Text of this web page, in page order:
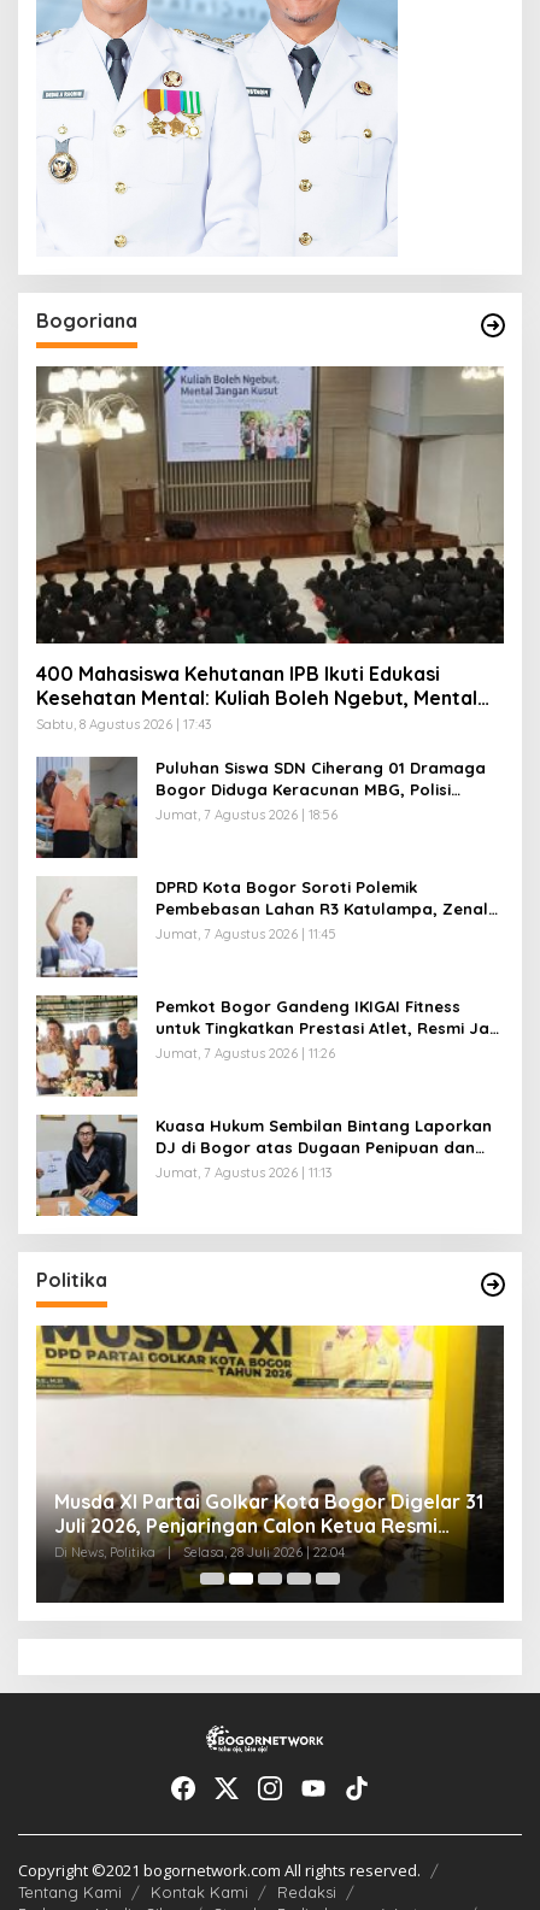
Bogoriana
400 Mahasiswa Kehutanan IPB Ikuti Edukasi
Kesehatan Mental: Kuliah Boleh Ngebut, Mental
Jangan Kusut
Sabtu, 8 Agustus 2026 | 17:43
Puluhan Siswa SDN Ciherang 01 Dramaga
Bogor Diduga Keracunan MBG, Polisi
Selidiki Dapur SPPG
Jumat, 7 Agustus 2026 | 18:56
DPRD Kota Bogor Soroti Polemik
Pembebasan Lahan R3 Katulampa, Zenal
Abidin Minta Verifikasi Kepemilikan Diusut
Jumat, 7 Agustus 2026 | 11:45
Pemkot Bogor Gandeng IKIGAI Fitness
untuk Tingkatkan Prestasi Atlet, Resmi Jadi
Official Gym Partner
Jumat, 7 Agustus 2026 | 11:26
Kuasa Hukum Sembilan Bintang Laporkan
DJ di Bogor atas Dugaan Penipuan dan
Penggelapan Kamera Sewaan, Korban
Jumat, 7 Agustus 2026 | 11:13
Politika
Musda XI Partai Golkar Kota Bogor Digelar 31
Juli 2026, Penjaringan Calon Ketua Resmi
Dibuka
Di News, Politika Selasa, 28 Juli 2026 | 22:04
Copyright ©2021 bogornetwork.com All rights reserved.
Tentang Kami Kontak Kami
Redaksi